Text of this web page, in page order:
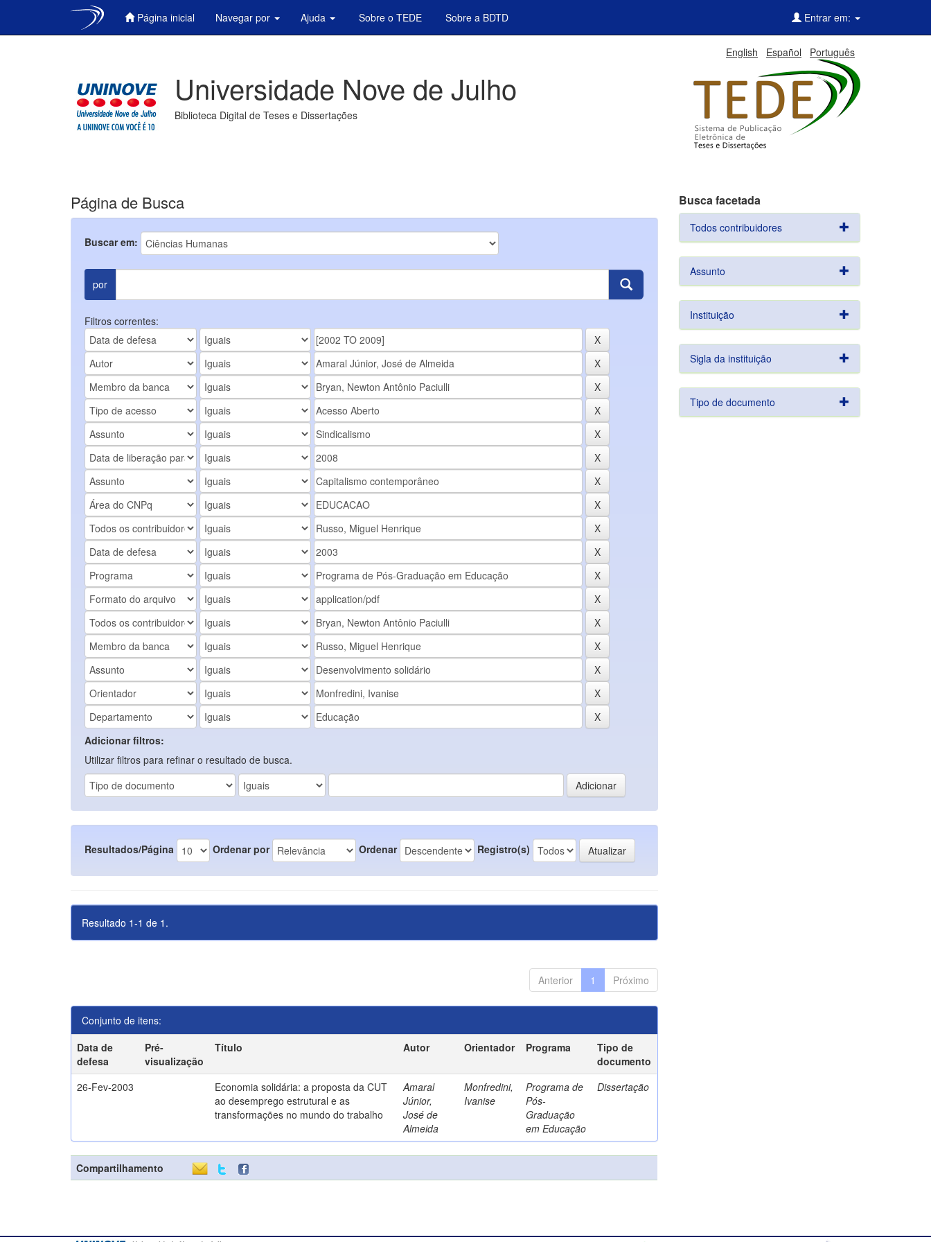
Página inicial Navegar por Ajuda Sobre o TEDE Sobre a BDTD Entrar em:
English Español Português
Universidade Nove de Julho
Biblioteca Digital de Teses e Dissertações
Página de Busca
Buscar em:
por
Filtros correntes:
Adicionar filtros:
Utilizar filtros para refinar o resultado de busca.
Resultados/Página Ordenar por Ordenar Registro(s)
Resultado 1-1 de 1.
Anterior 1 Próximo
Conjunto de itens:
Data de
defesa
Pré-
visualização
Título Autor Orientador Programa
Tipo de
documento
26-Fev-2003
Economia solidária: a proposta da CUT
ao desemprego estrutural e as
transformações no mundo do trabalho
Amaral
Júnior,
José de
Almeida
Monfredini,
Ivanise
Programa de
Pós-
Graduação
em Educação
Dissertação
Compartilhamento
Busca facetada
Todos contribuidores
Assunto
Instituição
Sigla da instituição
Tipo de documento